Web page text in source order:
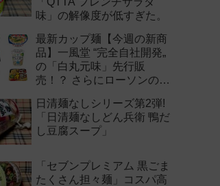
味」の解像度が低すぎた。
最新カップ麺【今週の新商
品】一風堂 “完全自社開発„
の「白丸元味」先行販
売！？ さらにローソンの激
新作まとめ！
日清麺なしシリーズ第2弾!
「日清麺なしどん兵衛 鴨だ
し豆腐スープ」
「セブンプレミアム 黒ごま
たくさん担々麺」コスパ高